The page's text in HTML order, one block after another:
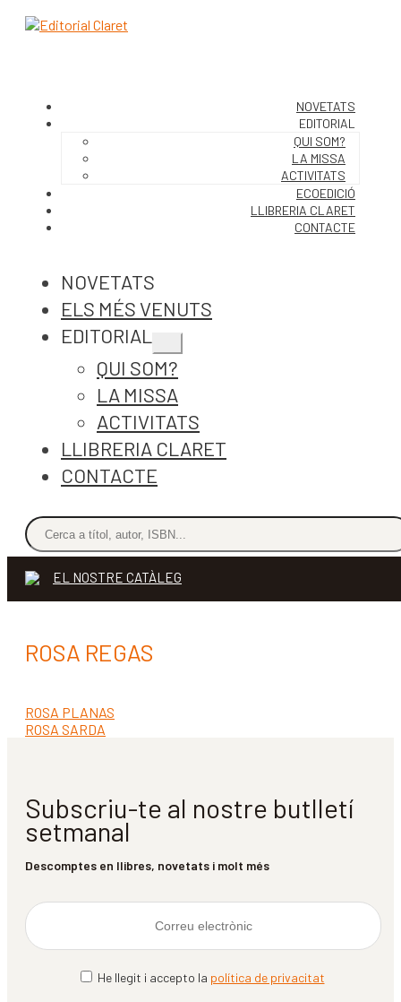
NOVETATS
EDITORIAL
QUI SOM?
LA MISSA
ACTIVITATS
ECOEDICIÓ
LLIBRERIA CLARET
CONTACTE
NOVETATS
ELS MÉS VENUTS
EDITORIAL
Expandeix
QUI SOM?
LA MISSA
ACTIVITATS
LLIBRERIA CLARET
CONTACTE
EL NOSTRE CATÀLEG
ROSA REGAS
Navegació
d'entrades
Entrada
anterior:
ROSA PLANAS
Pròxima
ROSA SARDA
Subscriu-te al nostre butlletí
setmanal
Descomptes en llibres, novetats i molt més
He llegit i accepto la política de privacitat